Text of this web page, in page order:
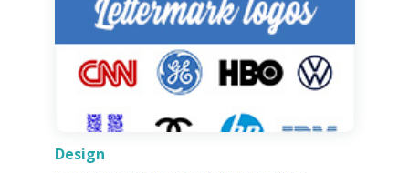
Design